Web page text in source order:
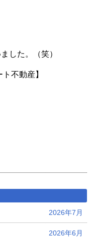
した。（笑）
不動産】
2026年7月
2026年6月